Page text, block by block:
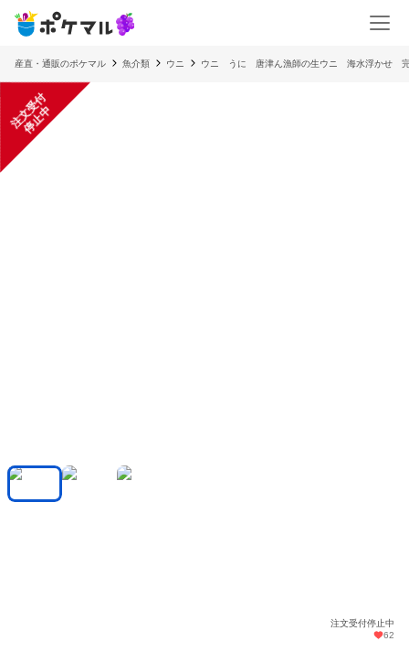
産直・通販のポケマル 魚介類 ウニ ウニ うに 唐津ん漁師の生ウニ 海水浮かせ 完
注
文
受
付
停
止
中
注文受付停止中
62